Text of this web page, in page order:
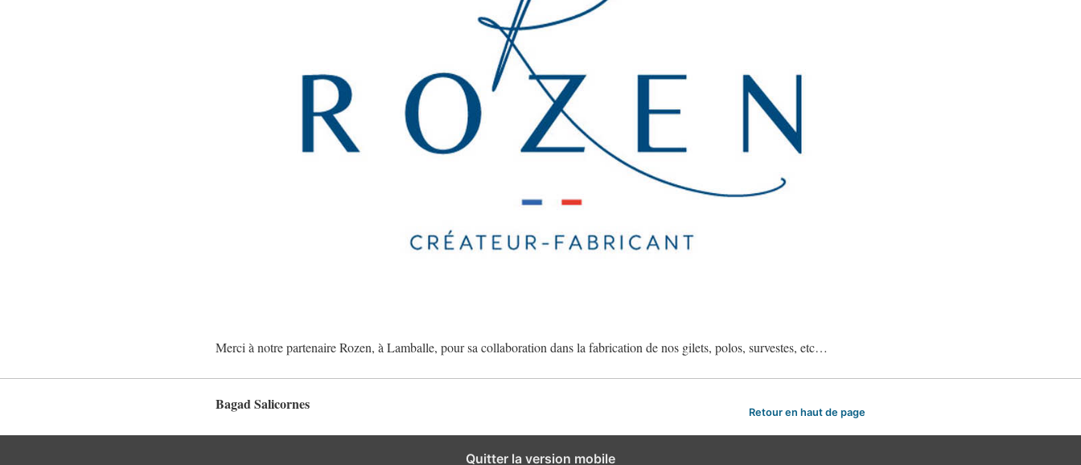
Merci à notre partenaire Rozen, à Lamballe, pour sa collaboration dans la fabrication de nos gilets, polos, survestes, etc…
Bagad Salicornes Retour en haut de page
Quitter la version mobile